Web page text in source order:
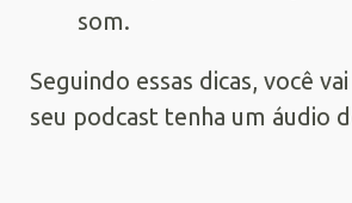
som.
Seguindo essas dicas, você
seu podcast tenha um áudio